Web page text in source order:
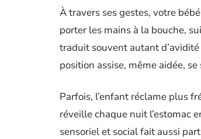
À travers ses gestes, votre
porter les mains à la bouche,
traduit souvent autant
position assise, même aidée,
Parfois, l’enfant réclame plus
réveille chaque nuit l’estomac
sensoriel et social fait aussi